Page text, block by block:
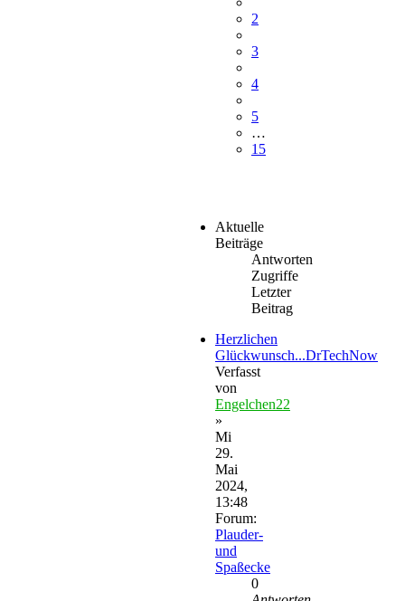
2
3
4
5
…
15
Aktuelle
Beiträge
Antworten
Zugriffe
Letzter
Beitrag
Herzlichen
Glückwunsch...DrTechNow
Verfasst
von
Engelchen22
»
Mi
29.
Mai
2024,
13:48
Forum:
Plauder-
und
Spaßecke
0